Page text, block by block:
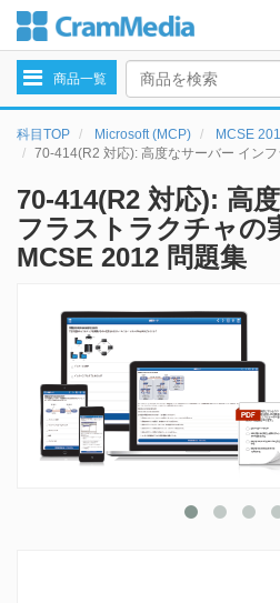
navigation
商品一覧
科目TOP Microsoft (MCP)
MCSE
70-414(R2 対応): 高度なサーバー イン
70-414(R2 対応): 高
フラストラクチャの
MCSE 2012 問題集